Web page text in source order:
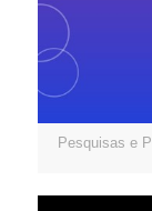
Pesquisas e